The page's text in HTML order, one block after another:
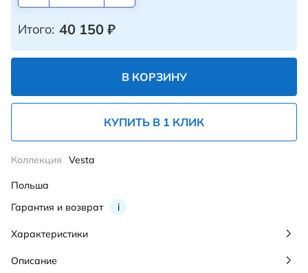
Итого: 40 150 ₽
В КОРЗИНУ
КУПИТЬ В 1 КЛИК
Гарантия и возврат i
Коллекция Vesta
Польша
Характеристики
Описание